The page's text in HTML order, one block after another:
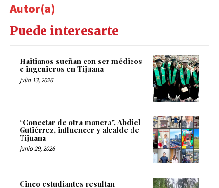
Autor(a)
Puede interesarte
Haitianos sueñan con ser médicos
e ingenieros en Tijuana
julio 13, 2026
“Conectar de otra manera”, Abdiel
Gutiérrez, influencer y alcalde de
Tijuana
junio 29, 2026
Cinco estudiantes resultan